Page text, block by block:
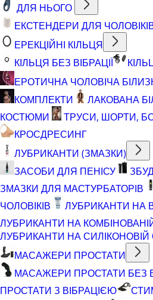
ДЛЯ НЬОГО
ЕКСТЕНДЕРИ ДЛЯ
ЕРЕКЦІЙНІ КІЛЬЦЯ
КІЛЬЦЯ БЕЗ ВІБРАЦІЇ
ЕРОТИЧНА ЧОЛОВІЧА
КОМПЛЕКТИ
ЛАКОВАНА
КОСТЮМИ
ТРУСИ, ШОРТИ,
КРОСДРЕСИНГ
ЛУБРИКАНТИ (ЗМАЗКИ)
ЗАСОБИ ДЛЯ ПЕНІСУ
ЗМАЗКИ ДЛЯ МАСТУРБАТОРІВ
ЧОЛОВІКІВ
ЛУБРИКАНТИ НА
ЛУБРИКАНТИ НА
ЛУБРИКАНТИ НА СИЛІКОНОВІЙ
МАСАЖЕРИ ПРОСТАТИ
МАСАЖЕРИ ПРОСТАТИ БЕЗ
ПРОСТАТИ З ВІБРАЦІЄЮ